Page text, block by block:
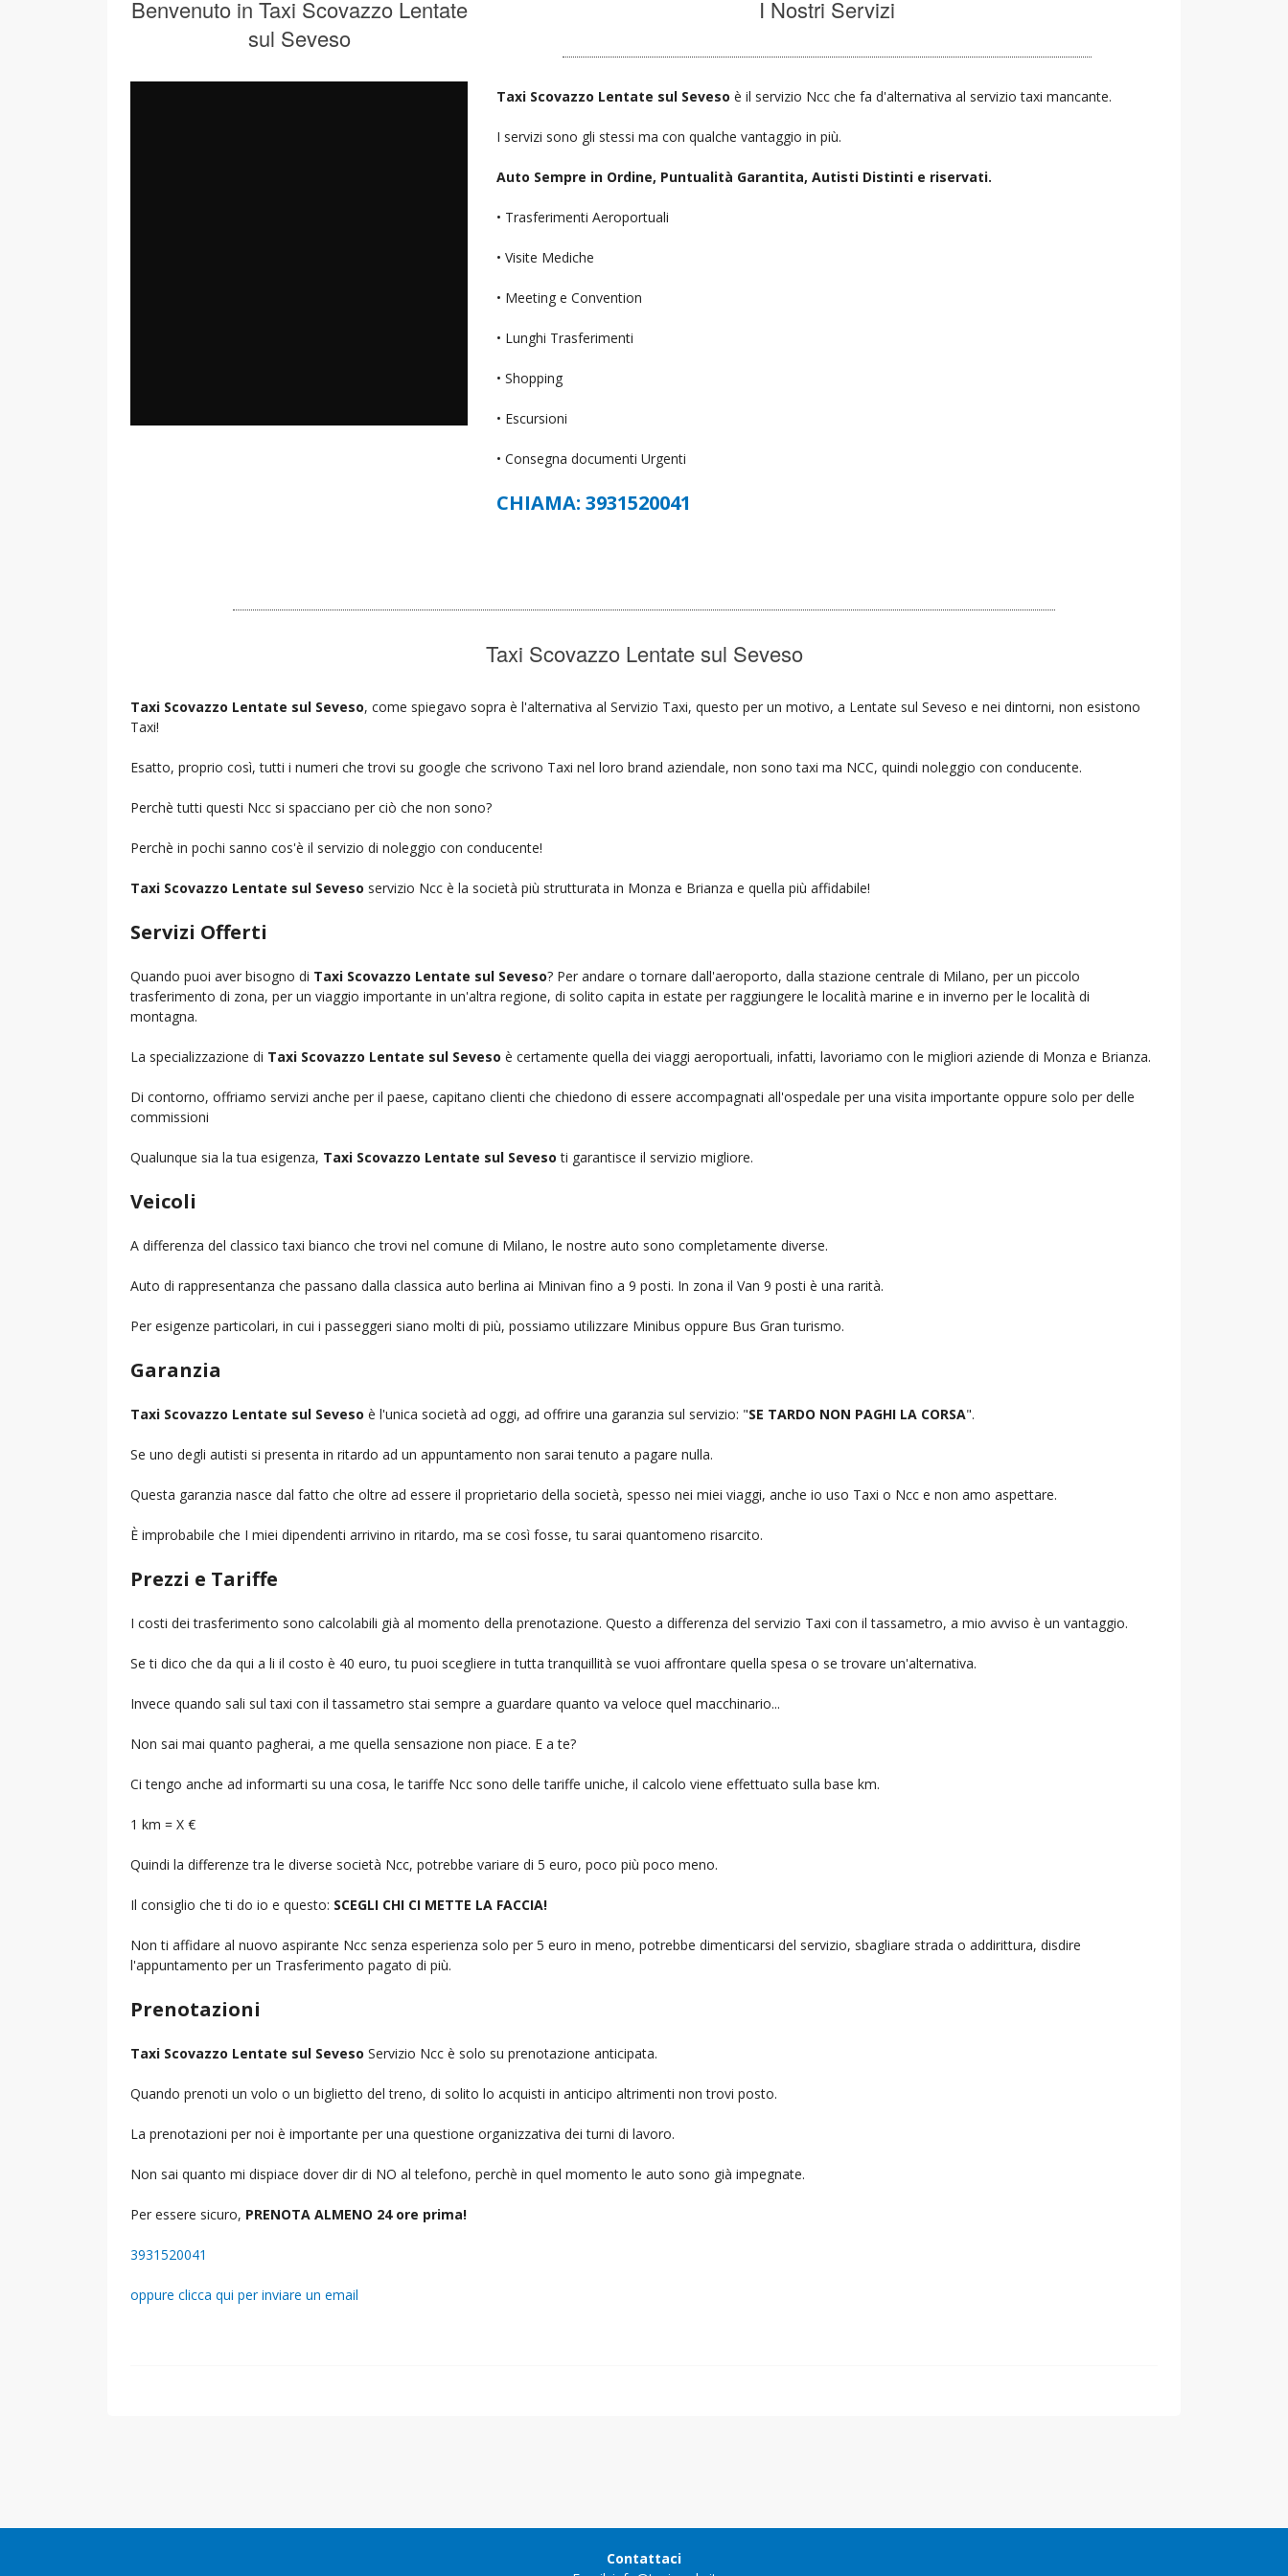
Benvenuto in Taxi Scovazzo Lentate
sul Seveso
I Nostri Servizi
Taxi Scovazzo Lentate sul Sevesoè il servizio Ncc che fa d'alternativa al servizio taxi mancante.
I servizi sono gli stessi ma con qualche vantaggio in più.
Auto Sempre in Ordine, Puntualità Garantita, Autisti Distinti e riservati.
• Trasferimenti Aeroportuali
• Visite Mediche
• Meeting e Convention
• Lunghi Trasferimenti
• Shopping
• Escursioni
• Consegna documenti Urgenti
CHIAMA: 3931520041
Taxi Scovazzo Lentate sul Seveso
Taxi Scovazzo Lentate sul Seveso, come spiegavo sopra è l'alternativa al Servizio Taxi, questo per un motivo, a Lentate sul Seveso e nei dintorni, non esistono
Taxi!
Esatto, proprio così, tutti i numeri che trovi su google che scrivono Taxi nel loro brand aziendale, non sono taxi ma NCC, quindi noleggio con conducente.
Perchè tutti questi Ncc si spacciano per ciò che non sono?
Perchè in pochi sanno cos'è il servizio di noleggio con conducente!
Taxi Scovazzo Lentate sul Seveso servizio Ncc è la società più strutturata in Monza e Brianza e quella più affidabile!
Servizi Offerti
Quando puoi aver bisogno di Taxi Scovazzo Lentate sul Seveso? Per andare o tornare dall'aeroporto, dalla stazione centrale di Milano, per un piccolo
trasferimento di zona, per un viaggio importante in un'altra regione, di solito capita in estate per raggiungere le località marine e in inverno per le località di
montagna.
La specializzazione di Taxi Scovazzo Lentate sul Seveso è certamente quella dei viaggi aeroportuali, infatti, lavoriamo con le migliori aziende di Monza e Brianza.
Di contorno, offriamo servizi anche per il paese, capitano clienti che chiedono di essere accompagnati all'ospedale per una visita importante oppure solo per delle
commissioni
Qualunque sia la tua esigenza, Taxi Scovazzo Lentate sul Seveso ti garantisce il servizio migliore.
Veicoli
A differenza del classico taxi bianco che trovi nel comune di Milano, le nostre auto sono completamente diverse.
Auto di rappresentanza che passano dalla classica auto berlina ai Minivan fino a 9 posti. In zona il Van 9 posti è una rarità.
Per esigenze particolari, in cui i passeggeri siano molti di più, possiamo utilizzare Minibus oppure Bus Gran turismo.
Garanzia
Taxi Scovazzo Lentate sul Seveso è l'unica società ad oggi, ad offrire una garanzia sul servizio: "SE TARDO NON PAGHI LA CORSA".
Se uno degli autisti si presenta in ritardo ad un appuntamento non sarai tenuto a pagare nulla.
Questa garanzia nasce dal fatto che oltre ad essere il proprietario della società, spesso nei miei viaggi, anche io uso Taxi o Ncc e non amo aspettare.
È improbabile che I miei dipendenti arrivino in ritardo, ma se così fosse, tu sarai quantomeno risarcito.
Prezzi e Tariffe
I costi dei trasferimento sono calcolabili già al momento della prenotazione. Questo a differenza del servizio Taxi con il tassametro, a mio avviso è un vantaggio.
Se ti dico che da qui a li il costo è 40 euro, tu puoi scegliere in tutta tranquillità se vuoi affrontare quella spesa o se trovare un'alternativa.
Invece quando sali sul taxi con il tassametro stai sempre a guardare quanto va veloce quel macchinario...
Non sai mai quanto pagherai, a me quella sensazione non piace. E a te?
Ci tengo anche ad informarti su una cosa, le tariffe Ncc sono delle tariffe uniche, il calcolo viene effettuato sulla base km.
1 km = X €
Quindi la differenze tra le diverse società Ncc, potrebbe variare di 5 euro, poco più poco meno.
Il consiglio che ti do io e questo: SCEGLI CHI CI METTE LA FACCIA!
Non ti affidare al nuovo aspirante Ncc senza esperienza solo per 5 euro in meno, potrebbe dimenticarsi del servizio, sbagliare strada o addirittura, disdire
l'appuntamento per un Trasferimento pagato di più.
Prenotazioni
Taxi Scovazzo Lentate sul Seveso Servizio Ncc è solo su prenotazione anticipata.
Quando prenoti un volo o un biglietto del treno, di solito lo acquisti in anticipo altrimenti non trovi posto.
La prenotazioni per noi è importante per una questione organizzativa dei turni di lavoro.
Non sai quanto mi dispiace dover dir di NO al telefono, perchè in quel momento le auto sono già impegnate.
Per essere sicuro, PRENOTA ALMENO 24 ore prima!
3931520041
oppure clicca qui per inviare un email
Contattaci